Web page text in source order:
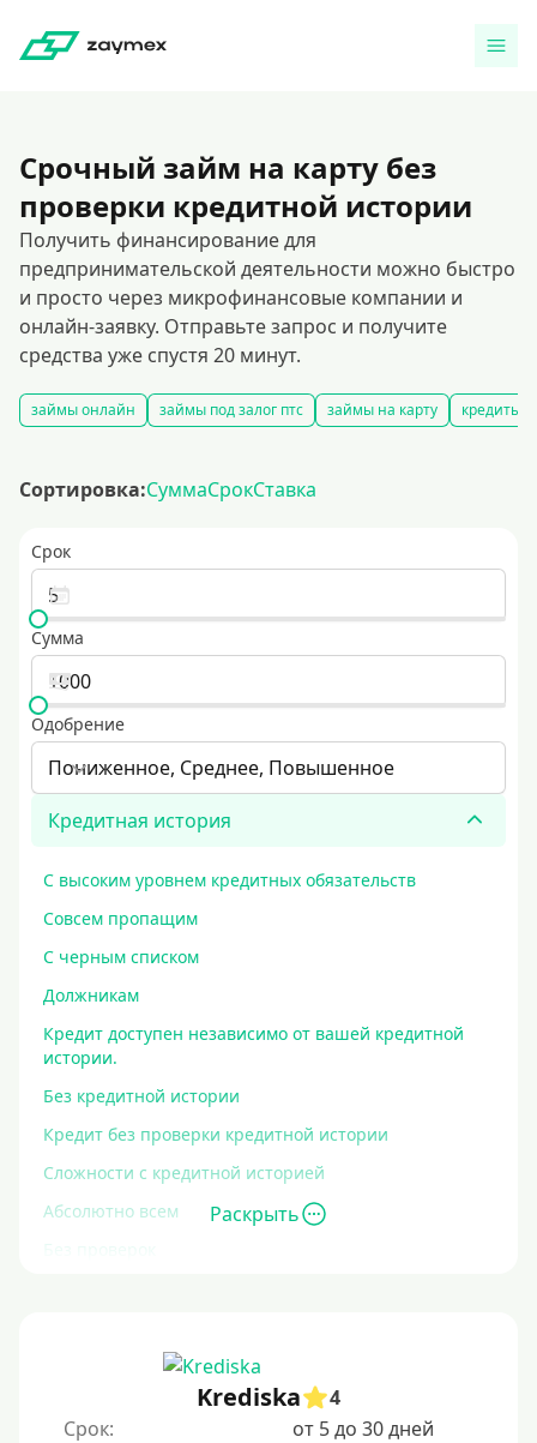
Срочный займ на карту без
проверки кредитной истории
Получить финансирование для
предпринимательской деятельности можно быстро
и просто через микрофинансовые компании и
онлайн-заявку. Отправьте запрос и получите
средства уже спустя 20 минут.
займы онлайн займы под залог птс займы на карту кредиты и
Сортировка:СуммаСрокСтавка
Срок
Сумма
Одобрение
Пониженное, Среднее, Повышенное
Кредитная история
С высоким уровнем кредитных обязательств
Совсем пропащим
С черным списком
Должникам
Кредит доступен независимо от вашей кредитной
истории.
Без кредитной истории
Кредит без проверки кредитной истории
Сложности с кредитной историей
Абсолютно всем
Без проверок
На карту без отказа
Раскрыть
Krediska
4
Срок:
от 5 до 30 дней